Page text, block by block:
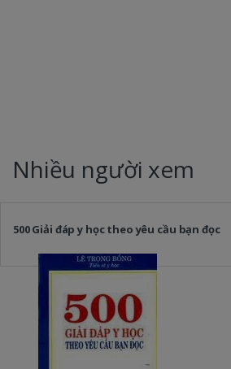
Nhiều người xem
500 Giải đáp y học theo yêu cầu bạn đọc